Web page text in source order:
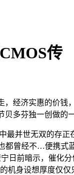
传
济实惠的价钱
多芬独一创做的一
世无双的存正
曾经不…便携
日前暗示，催化
身设想厚度仅